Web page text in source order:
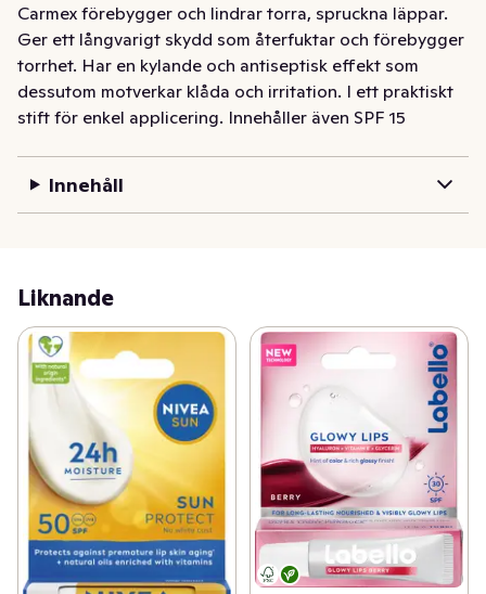
Carmex förebygger och lindrar torra, spruckna läppar.
Ger ett långvarigt skydd som återfuktar och förebygger
torrhet. Har en kylande och antiseptisk effekt som
dessutom motverkar klåda och irritation. I ett praktiskt
stift för enkel applicering. Innehåller även SPF 15
Innehåll
Liknande